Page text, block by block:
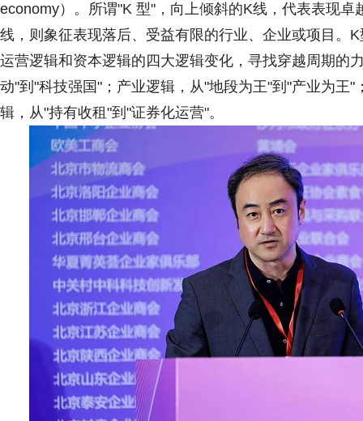
economy）。所谓"K 型"，向上倾斜的K线，代表表现
线，则象征表现落后、受益有限的行业、企业或项目。
运营逻辑和资本逻辑的四大逻辑变化，寻找穿越周期的
动"到"科技强国"；产业逻辑，从"地段为王"到"产业为王
辑，从"持有收租"到"证券化运营"。